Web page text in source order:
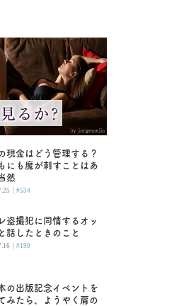
現金はどう管理する？
にも魔が刺すことはあ
然
| #534
盗撮犯に同情するオッ
話したときのこと
| #190
の出版記念イベントを
みたら、ようやく肩の